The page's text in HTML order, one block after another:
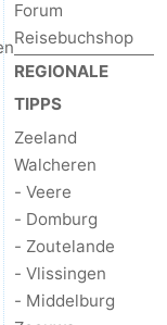
Forum
Reisebuchshop
REGIONALE
TIPPS
Zeeland
Walcheren
- Veere
- Domburg
- Zoutelande
- Vlissingen
- Middelburg